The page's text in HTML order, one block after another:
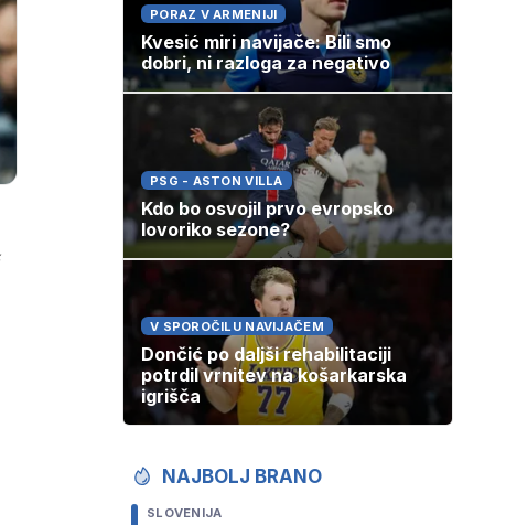
PORAZ V ARMENIJI
Kvesić miri navijače: Bili smo
dobri, ni razloga za negativo
PSG - ASTON VILLA
Kdo bo osvojil prvo evropsko
lovoriko sezone?
V SPOROČILU NAVIJAČEM
Dončić po daljši rehabilitaciji
potrdil vrnitev na košarkarska
igrišča
NAJBOLJ BRANO
SLOVENIJA